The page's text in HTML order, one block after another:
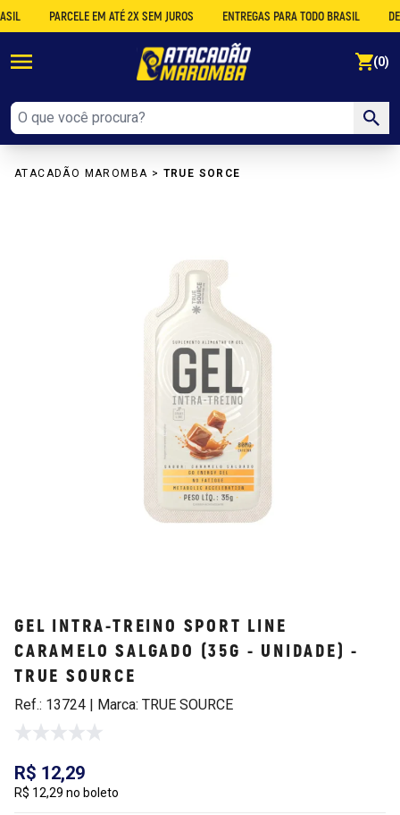
PARCELE EM ATÉ 2X SEM JUROS ENTREGAS PARA TODO BRASIL
(0)
ATACADÃO MAROMBA > TRUE SORCE
GEL INTRA-TREINO SPORT LINE
CARAMELO SALGADO (35G - UNIDADE) -
TRUE SOURCE
Ref.: 13724 | Marca: TRUE SOURCE
R$ 12,29
R$ 12,29 no boleto